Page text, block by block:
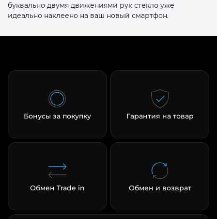
буквально двумя движениями рук стекло уже
идеально наклеено на ваш новый смартфон.
Бонусы за покупку Гарантия на товар
Обмен Trade in Обмен и возврат